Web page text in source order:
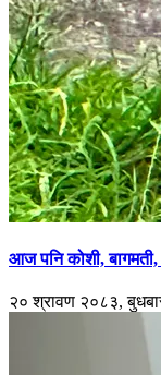
आज पनि कोशी, बागमती,
२० श्रावण २०८३,